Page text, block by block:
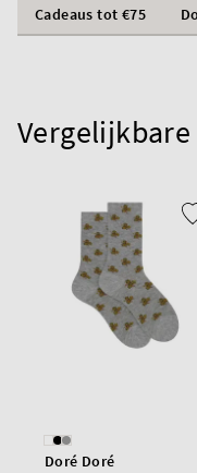
Cadeaus tot €75
Doré Doré